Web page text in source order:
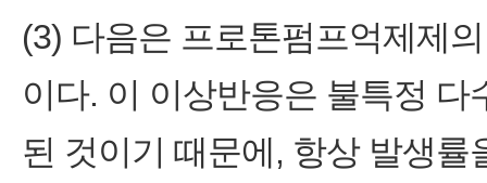
(3) 다음은 프로톤펌프억제제
이다. 이 이상반응은 불특정
된 것이기 때문에, 항상 발생